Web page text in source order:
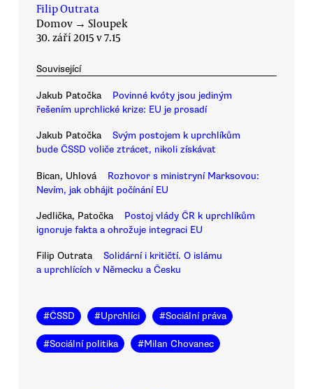
Filip Outrata
Domov → Sloupek
30. září 2015 v 7.15
Související
Jakub Patočka
Povinné kvóty jsou jediným
řešením uprchlické krize: EU je prosadí
Jakub Patočka
Svým postojem k uprchlíkům
bude ČSSD voliče ztrácet, nikoli získávat
Bican, Uhlová
Rozhovor s ministryní Marksovou:
Nevím, jak obhájit počínání EU
Jedlička, Patočka
Postoj vlády ČR k uprchlíkům
ignoruje fakta a ohrožuje integraci EU
Filip Outrata
Solidární i kritičtí. O islámu
a uprchlících v Německu a Česku
#ČSSD #Uprchlíci #Sociální práva
#Sociální politika #Milan Chovanec